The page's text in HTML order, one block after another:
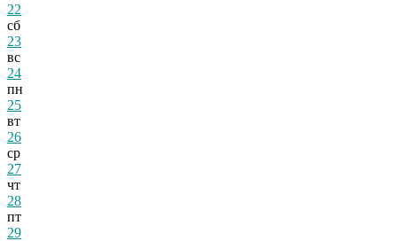
22
сб
23
вс
24
пн
25
вт
26
ср
27
чт
28
пт
29